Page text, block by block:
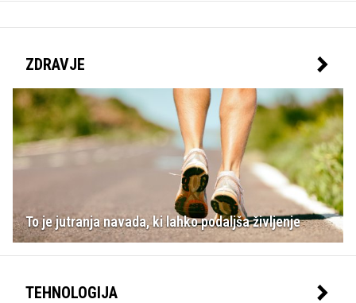
ZDRAVJE
To je jutranja navada, ki lahko podaljša življenje
TEHNOLOGIJA